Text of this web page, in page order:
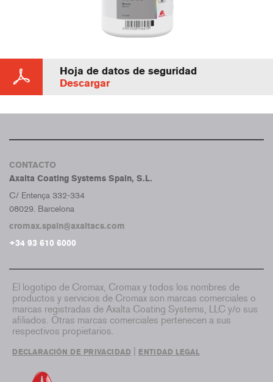
Hoja de datos de seguridad
Descargar
CONTACTO
Axalta Coating Systems Spain, S.L.
C/ Entença 332-334
08029. Barcelona
cromax.spain@axaltacs.com
+34 93 610 6000
El logotipo de Cromax, Cromax y todos los nombres de
productos y servicios de Cromax son marcas comerciales o
marcas registradas de Axalta Coating Systems, LLC y/o sus
afiliados. Otras marcas comerciales pertenecen a sus
respectivos propietarios.
DECLARACIÓN DE PRIVACIDAD ENTIDAD LEGAL